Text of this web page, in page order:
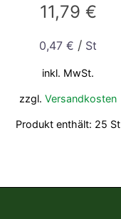
11,79 €
0,47€ / St
inkl. MwSt.
zzgl.Versandkosten
Produkt enthält: 25 St